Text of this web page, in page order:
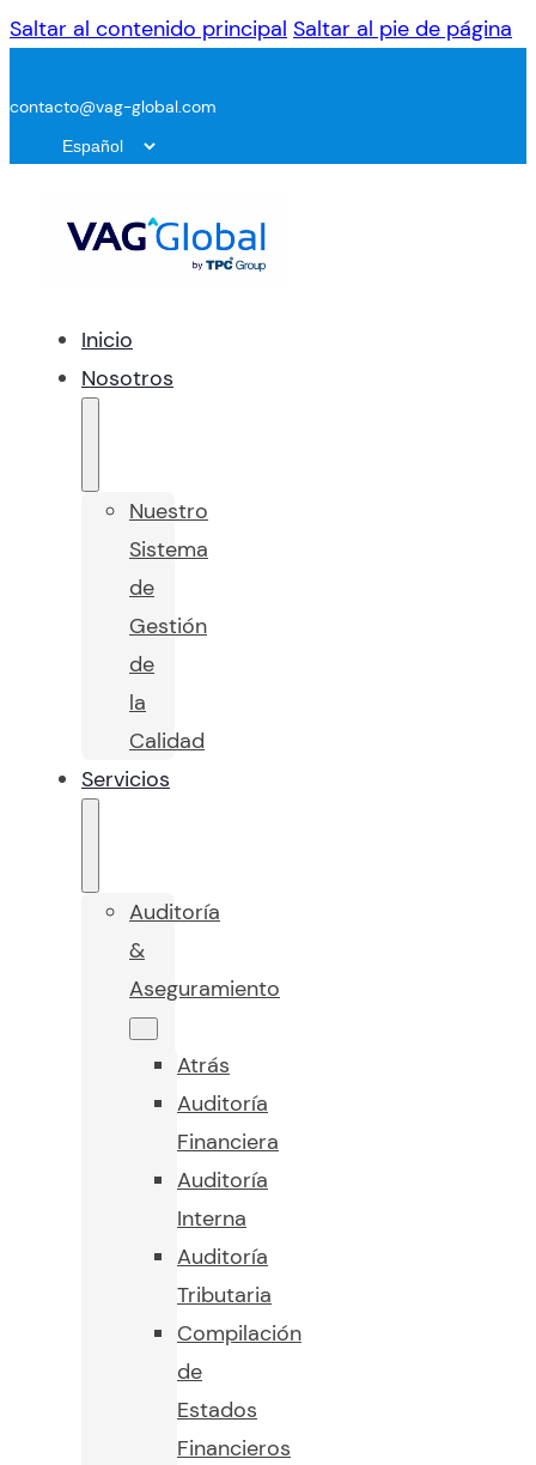
Saltar al contenido principal Saltar al pie de página
contacto@vag-global.com
Inicio
Nosotros
Nuestro
Sistema
de
Gestión
de
la
Calidad
Servicios
Auditoría
&
Aseguramiento
Atrás
Auditoría
Financiera
Auditoría
Interna
Auditoría
Tributaria
Compilación
de
Estados
Financieros